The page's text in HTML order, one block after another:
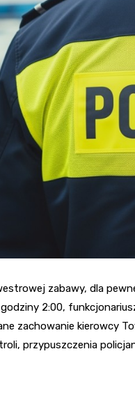
zabawy, dla
2:00,
zachowanie kierowcy
przypuszczenia